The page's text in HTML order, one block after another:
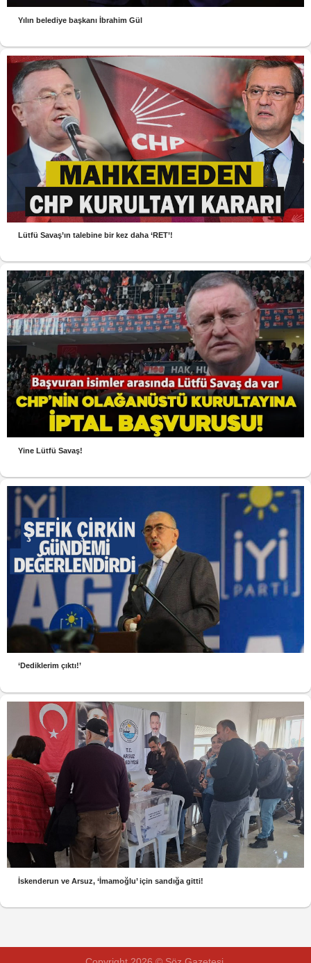
Yılın belediye başkanı İbrahim Gül
Lütfü Savaş’ın talebine bir kez daha ‘RET’!
Yine Lütfü Savaş!
‘Dediklerim çıktı!’
İskenderun ve Arsuz, ‘İmamoğlu’ için sandığa gitti!